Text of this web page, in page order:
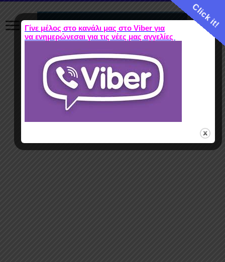
Click it!
Γίνε μέλος στο κανάλι μας στο Viber για
να ενημερώνεσαι για τις νέες μας αγγελίες